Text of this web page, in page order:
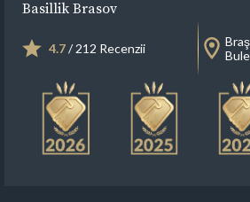
Basillik Brasov
4.7/ 212 Recenzii